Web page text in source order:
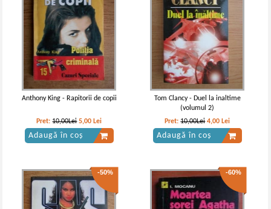
Anthony King - Rapitorii de copii
Pret:10,00Lei 5,00 Lei
Adaugă în coș
Tom Clancy - Duel la inaltime
(volumul 2)
Pret:10,00Lei 4,00 Lei
Adaugă în coș
-50% -60%